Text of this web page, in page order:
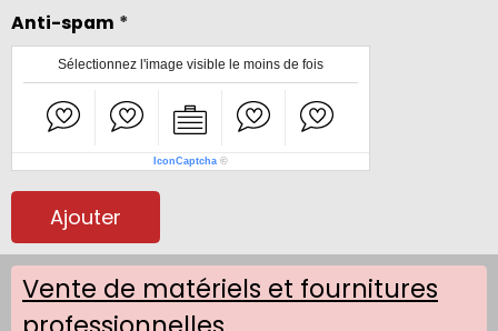
Anti-spam
Sélectionnez l'image visible le moins de fois
IconCaptcha ©
Ajouter
Vente de matériels et fournitures